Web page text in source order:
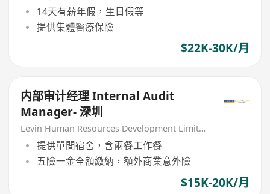
14天有薪年假，生日假等
提供集體醫療保險
$22K-30K/月
内部审计经理 Internal Audit
Manager- 深圳
Levin Human Resources Development Limited
提供單間宿舍，含兩餐工作餐
五險一金全額繳納，額外商業意外險
$15K-20K/月